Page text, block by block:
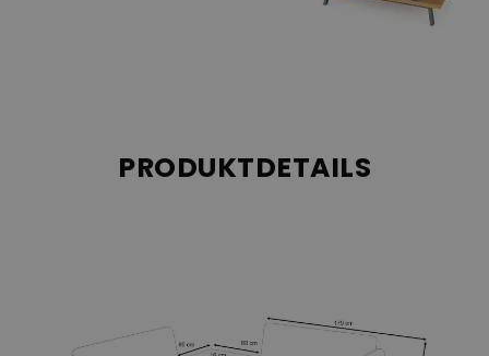
PRODUKTDETAILS